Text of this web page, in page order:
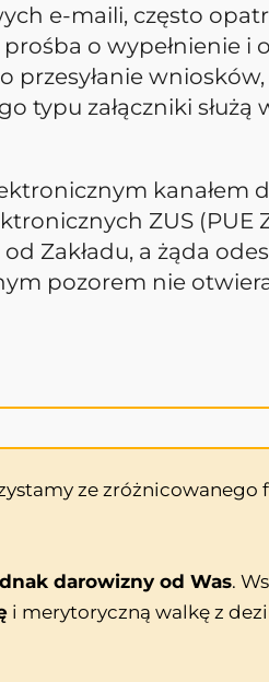
e-maili, często
o wypełnienie i
przesyłanie
typu załączniki
kanałem
ZUS
Zakładu, a żąda
pozorem nie
ze
darowizny od Was.
i merytoryczną walkę z